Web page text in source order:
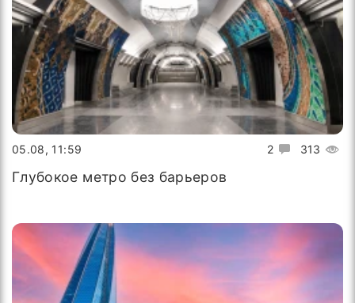
2 313
05.08, 11:59
Глубокое метро без барьеров